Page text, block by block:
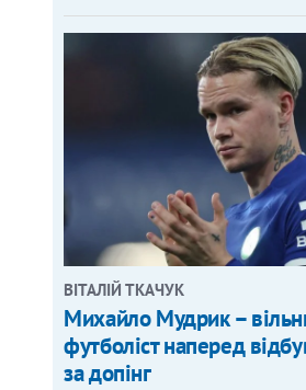
ВІТАЛІЙ ТКАЧУК
Михайло Мудрик –
футболіст наперед
за допінг